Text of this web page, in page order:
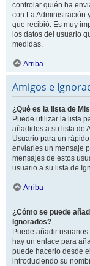
controlar quién ha
con La Administración
que recibió. Es muy
los datos del usuario
medidas.
Arriba
Amigos e
¿Qué es la lista de
Puede utilizar la lista
añadidos a su lista de
Usuario para un
enviarles un mensaje
mensajes de estos
usuario a su lista de
Arriba
¿Cómo se puede
Ignorados?
Puede añadir
hay un enlace para
puede hacerlo desde
introduciendo su